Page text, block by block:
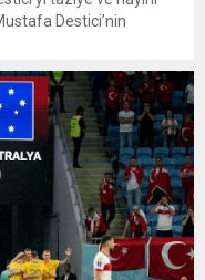
Destici’nin
ziyaretinde bulunan